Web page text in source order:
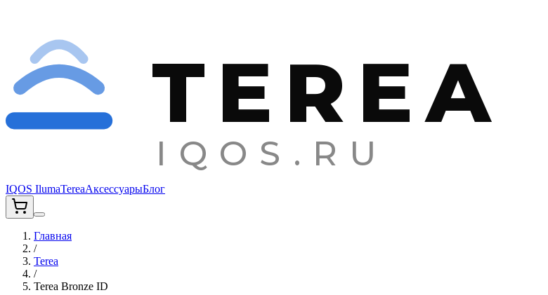
TEREA
IQOS.RU
IQOS IlumaTereaАксессуарыБлог
Главная
/
Terea
/
Terea Bronze ID